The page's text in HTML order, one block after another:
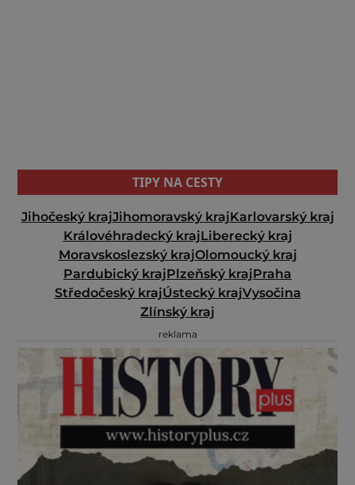
TIPY NA CESTY
Jihočeský krajJihomoravský krajKarlovarský kraj
Královéhradecký krajLiberecký kraj
Moravskoslezský krajOlomoucký kraj
Pardubický krajPlzeňský krajPraha
Středočeský krajÚstecký krajVysočina
Zlínský kraj
reklama